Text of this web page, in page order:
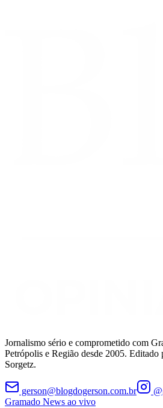
Jornalismo sério e comprometido com
Petrópolis e Região desde 2005. Editado
Sorgetz.
gerson@blogdogerson.com.br
Gramado News ao vivo